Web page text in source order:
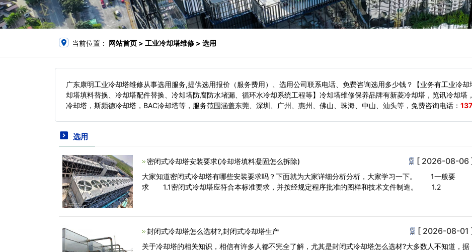
当前位置： 网站首页 > 工业冷却塔维修 > 选用
广东康明工业冷却塔维修从事选用服务,提供选用报价（服务费用）、选用公司联系电话、免费咨询选用多少钱？【业务有工业冷
却塔填料替换、冷却塔配件替换、冷却塔防腐防水堵漏、循环水冷却系统工程等】冷却塔维修保养品牌有新菱冷却塔，览讯冷却
冷却塔，斯频德冷却塔，BAC冷却塔等，服务范围涵盖东莞、深圳、广州、惠州、佛山、珠海、中山、汕头等， 免费咨询电话：
选用
密闭式冷却塔安装要求(冷却塔填料凝固怎么拆除) [ 2026-08-06
大家知道密闭式冷却塔有哪些安装要求吗？下面就为大家详细分析分析，大家学习一下。 1一般要
求 1.1密闭式冷却塔应符合本标准要求，并按经规定程序批准的图样和技术文件制造。 1.2
封闭式冷却塔怎么选材?,封闭式冷却塔生产 [ 2026-08-01 ]
关于冷却塔的相关知识，相信有许多人都不完全了解，尤其是封闭式冷却塔怎么选材?大多数人不知道，据